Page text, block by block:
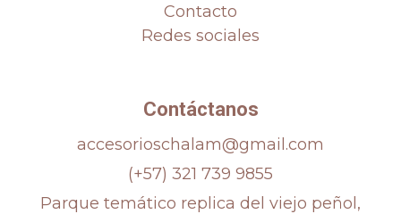
Contacto
Redes sociales
Contáctanos
accesorioschalam@gmail.com
(+57) 321 739 9855
Parque temático replica del viejo peñol,